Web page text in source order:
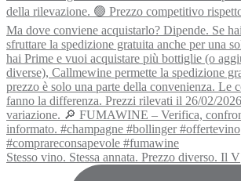
Stesso vino. Stessa annata. Prezzo diverso. Il V